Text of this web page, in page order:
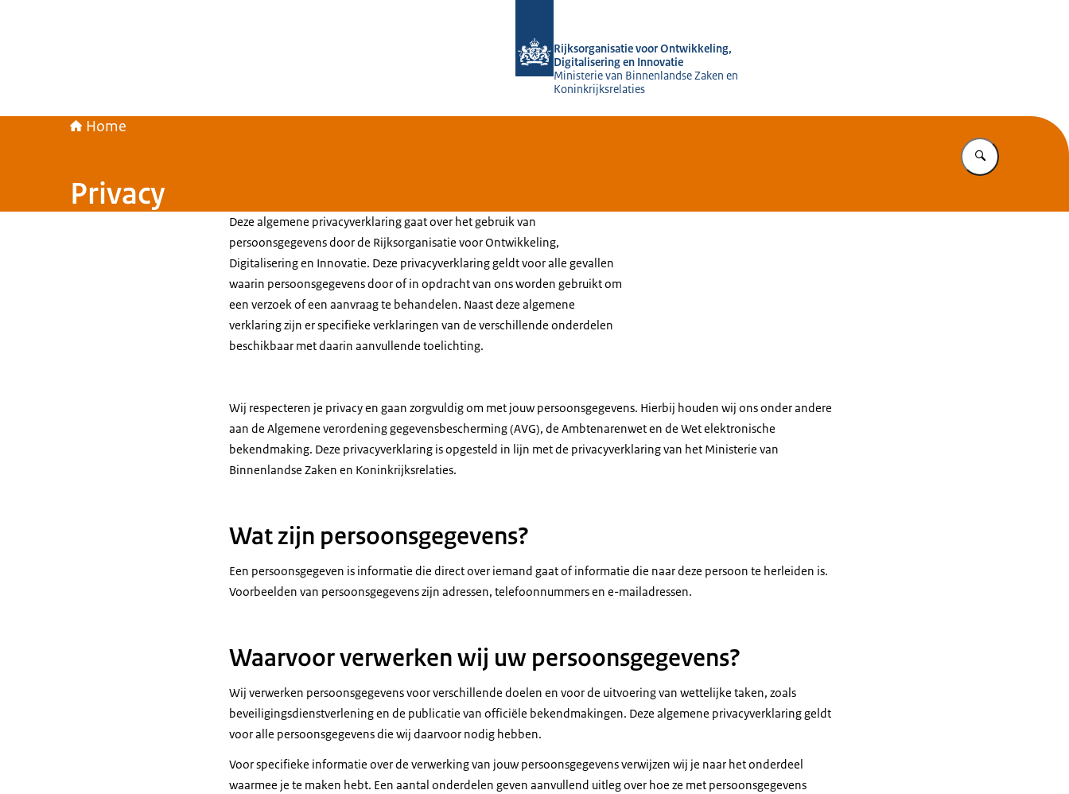
Rijksorganisatie voor Ontwikkeling,
Digitalisering en Innovatie
Ministerie van Binnenlandse Zaken en
Koninkrijksrelaties
Home
Vul in wat u
Privacy
Deze algemene privacyverklaring gaat over het gebruik van
persoonsgegevens door de Rijksorganisatie voor Ontwikkeling,
Digitalisering en Innovatie. Deze privacyverklaring geldt voor alle gevallen
waarin persoonsgegevens door of in opdracht van ons worden gebruikt om
een verzoek of een aanvraag te behandelen. Naast deze algemene
verklaring zijn er specifieke verklaringen van de verschillende onderdelen
beschikbaar met daarin aanvullende toelichting.
Wij respecteren je privacy en gaan zorgvuldig om met jouw persoonsgegevens. Hierbij houden wij ons onder andere
aan de Algemene verordening gegevensbescherming (AVG), de Ambtenarenwet en de Wet elektronische
bekendmaking. Deze privacyverklaring is opgesteld in lijn met de privacyverklaring van het Ministerie van
Binnenlandse Zaken en Koninkrijksrelaties.
Wat zijn persoonsgegevens?
Een persoonsgegeven is informatie die direct over iemand gaat of informatie die naar deze persoon te herleiden is.
Voorbeelden van persoonsgegevens zijn adressen, telefoonnummers en e-mailadressen.
Waarvoor verwerken wij uw persoonsgegevens?
Wij verwerken persoonsgegevens voor verschillende doelen en voor de uitvoering van wettelijke taken, zoals
beveiligingsdienstverlening en de publicatie van officiële bekendmakingen. Deze algemene privacyverklaring geldt
voor alle persoonsgegevens die wij daarvoor nodig hebben.
Voor specifieke informatie over de verwerking van jouw persoonsgegevens verwijzen wij je naar het onderdeel
waarmee je te maken hebt. Een aantal onderdelen geven aanvullend uitleg over hoe ze met persoonsgegevens